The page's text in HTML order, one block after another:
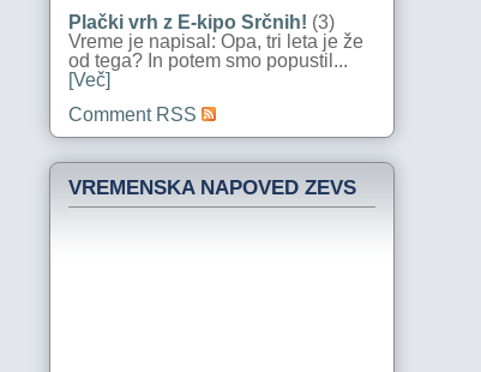
Plački vrh z E-kipo Srčnih! (3)
Vreme je napisal: Opa, tri leta je že
od tega? In potem smo popustil...
[Več]
Comment RSS
VREMENSKA NAPOVED ZEVS